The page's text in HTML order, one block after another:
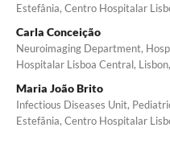
Estefânia, Centro Hospitalar
Carla Conceição
Neuroimaging Department,
Hospitalar Lisboa Central,
Maria João Brito
Infectious Diseases Unit,
Estefânia, Centro Hospitalar